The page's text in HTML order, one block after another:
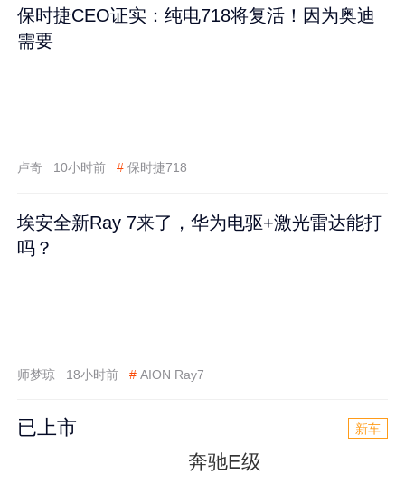
保时捷CEO证实：纯电718将复活！因为奥迪
需要
卢奇 10小时前 # 保时捷718
埃安全新Ray 7来了，华为电驱+激光雷达能打
吗？
师梦琼 18小时前 # AION Ray7
已上市 新车
奔驰E级